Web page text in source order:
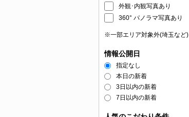
外観･内観写真あり
360° パノラマ写真あり
※一部エリア対象外(埼玉など)
情報公開日
指定なし
本日の新着
3日以内の新着
7日以内の新着